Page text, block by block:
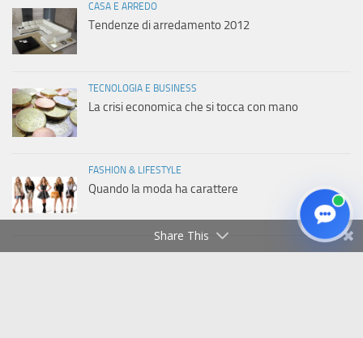
CASA E ARREDO
Tendenze di arredamento 2012
TECNOLOGIA E BUSINESS
La crisi economica che si tocca con mano
FASHION & LIFESTYLE
Quando la moda ha carattere
Share This